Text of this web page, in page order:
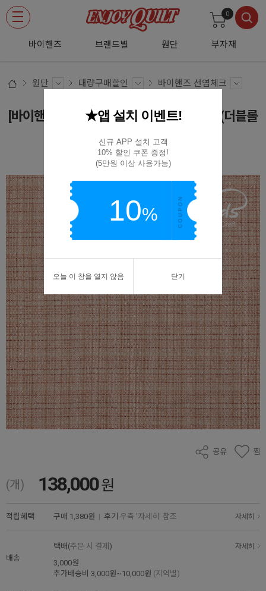
바이핸즈 브랜드별 원단 부자재
0
원단 대량구매할인 바이핸즈 선염체크
[바이핸즈] 스위트밀크 선염체크원단 - 레드(더블롤
EY20075-D(10YD)
공유 찜
(개) 138,000원
적립혜택 구매 1,380원 | 후기 우측 '자세히' 참조 자세히
배송
택배(주문 시 결제 ) 자세히
3,000원
추가배송비 3,000원~10,000원 (지역별)
★앱 설치 이벤트!
신규 APP 설치 고객
10% 할인 쿠폰 증정!
(5만원 이상 사용가능)
10%
오늘 이 창을 열지 않음 닫기